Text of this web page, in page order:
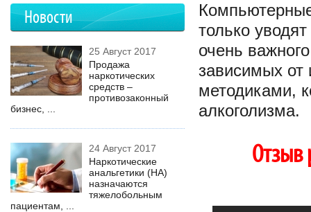
Новости
25 Август 2017
Продажа
наркотических
средств –
противозаконный
бизнес, ...
24 Август 2017
Наркотические
анальгетики (НА)
назначаются
тяжелобольным
пациентам, ...
только
очень
зависимых от
методиками,
алкоголизма.
Отзыв